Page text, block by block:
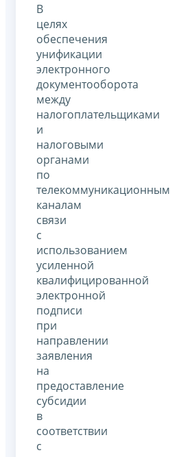
В
целях
обеспечения
унификации
электронного
документооборота
между
налогоплательщиками
и
налоговыми
органами
по
телекоммуникационным
каналам
связи
с
использованием
усиленной
квалифицированной
электронной
подписи
при
направлении
заявления
на
предоставление
субсидии
в
соответствии
с